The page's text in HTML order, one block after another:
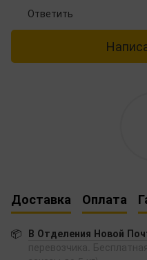
Ответить
Доставка Оплата
📦 В Отделения Новой
перевозчика.